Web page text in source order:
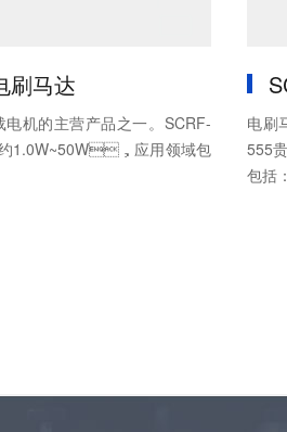
刷马达
机的主营产品之一。SCRF-
1.0W~50W，应用领域包
电刷
555
包括